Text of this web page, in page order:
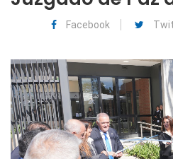
Facebook